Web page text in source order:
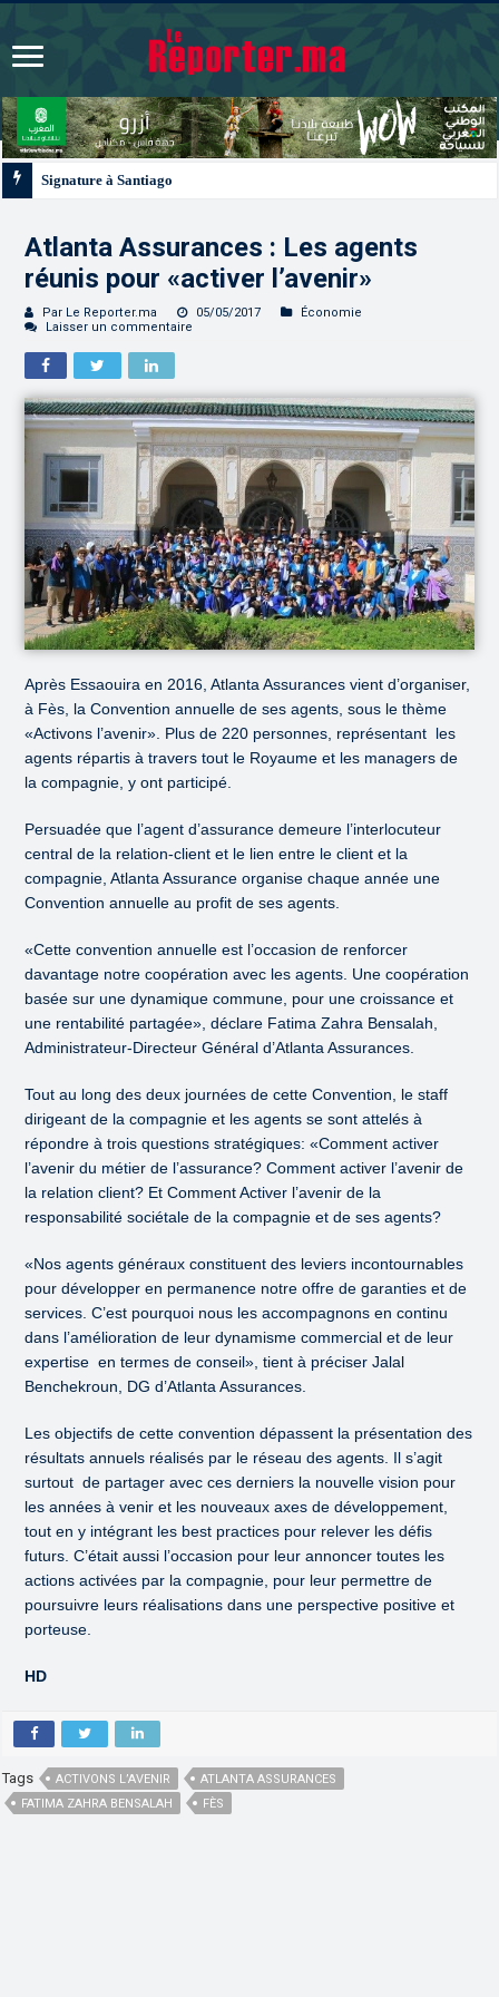
Atlanta Assurances : Les agents
réunis pour «activer l’avenir»
Par Le Reporter.ma 05/05/2017
Économie
Laisser un commentaire
Après Essaouira en 2016, Atlanta Assurances vient d’organiser,
à Fès, la Convention annuelle de ses agents, sous le thème
«Activons l’avenir». Plus de 220 personnes, représentant les
agents répartis à travers tout le Royaume et les managers de
la compagnie, y ont participé.
Persuadée que l’agent d’assurance demeure l’interlocuteur
central de la relation-client et le lien entre le client et la
compagnie, Atlanta Assurance organise chaque année une
Convention annuelle au profit de ses agents.
«Cette convention annuelle est l’occasion de renforcer
davantage notre coopération avec les agents. Une coopération
basée sur une dynamique commune, pour une croissance et
une rentabilité partagée», déclare Fatima Zahra Bensalah,
Administrateur-Directeur Général d’Atlanta Assurances.
Tout au long des deux journées de cette Convention, le staff
dirigeant de la compagnie et les agents se sont attelés à
répondre à trois questions stratégiques: «Comment activer
l’avenir du métier de l’assurance? Comment activer l’avenir de
la relation client? Et Comment Activer l’avenir de la
responsabilité sociétale de la compagnie et de ses agents?
«Nos agents généraux constituent des leviers incontournables
pour développer en permanence notre offre de garanties et de
services. C’est pourquoi nous les accompagnons en continu
dans l’amélioration de leur dynamisme commercial et de leur
expertise en termes de conseil», tient à préciser Jalal
Benchekroun, DG d’Atlanta Assurances.
Les objectifs de cette convention dépassent la présentation des
résultats annuels réalisés par le réseau des agents. Il s’agit
surtout de partager avec ces derniers la nouvelle vision pour
les années à venir et les nouveaux axes de développement,
tout en y intégrant les best practices pour relever les défis
futurs. C’était aussi l’occasion pour leur annoncer toutes les
actions activées par la compagnie, pour leur permettre de
poursuivre leurs réalisations dans une perspective positive et
porteuse.
HD
Tags ACTIVONS L’AVENIR
ATLANTA ASSURANCES
FATIMA ZAHRA BENSALAH
FÈS